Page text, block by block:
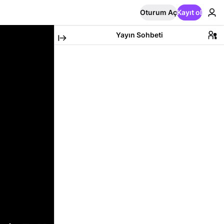
Oturum AçKayıt ol
Yayın Sohbeti